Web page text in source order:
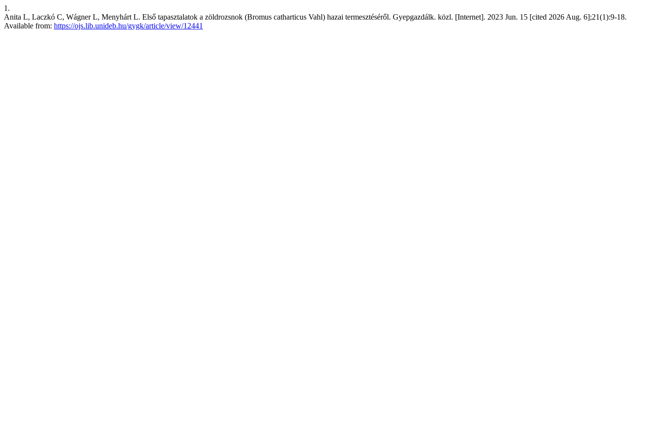
1.
Anita L, Laczkó C, Wágner L, Menyhárt L. Első tapasztalatok a zöldrozsnok (Bromus catharticus Vahl) hazai termesztéséről. Gyepgazdálk. közl. [Internet]. 2023 Jun. 15 [cited 2026 Aug. 6];21(1):9-18.
Available from: https://ojs.lib.unideb.hu/gygk/article/view/12441